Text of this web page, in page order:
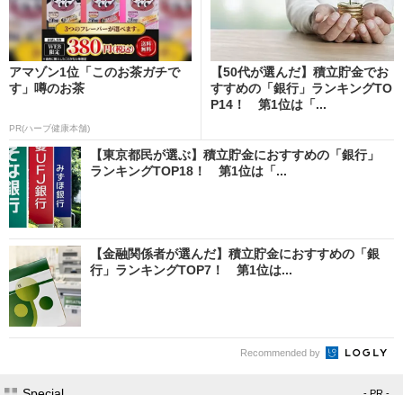
アマゾン1位「このお茶ガチで
す」噂のお茶
PR(ハーブ健康本舗)
【50代が選んだ】積立貯金でお
すすめの「銀行」ランキングTO
P14！ 第1位は「...
【東京都民が選ぶ】積立貯金におすすめの「銀行」
ランキングTOP18！ 第1位は「...
【金融関係者が選んだ】積立貯金におすすめの「銀
行」ランキングTOP7！ 第1位は...
Recommended by